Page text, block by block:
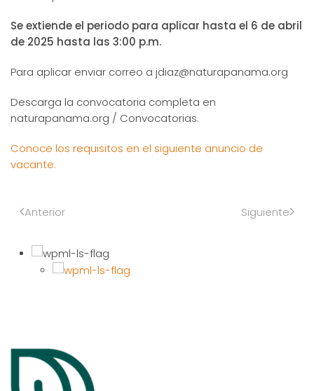
Se extiende el periodo para aplicar hasta el 6 de abril
de 2025 hasta las 3:00 p.m.
Para aplicar enviar correo a jdiaz@naturapanama.org
Descarga la convocatoria completa en
naturapanama.org / Convocatorias.
Conoce los requisitos en el siguiente anuncio de
vacante.
Anterior Siguiente